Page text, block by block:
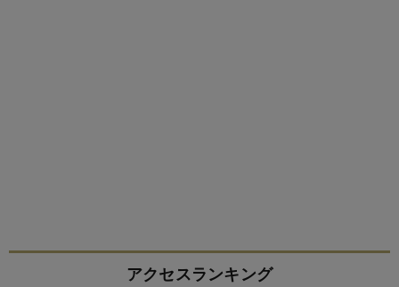
アクセスランキング